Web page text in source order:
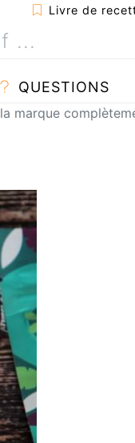
Livre de
QUESTIONS
marque